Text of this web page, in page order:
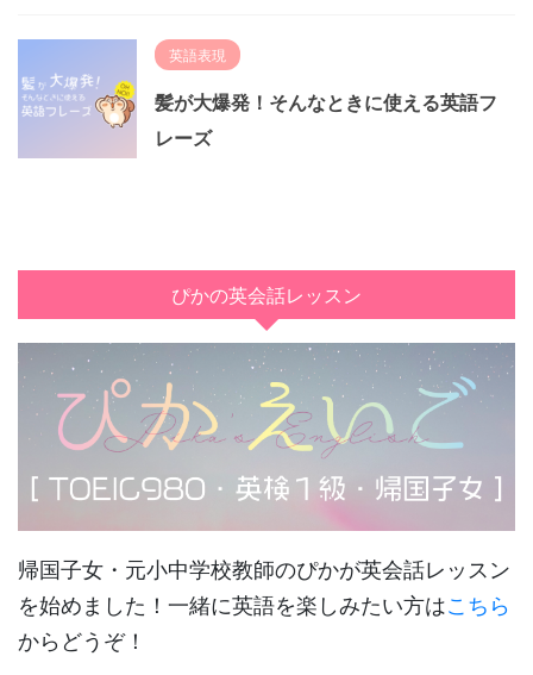
英語表現
髪が大爆発！そんなときに使える英語フ
レーズ
ぴかの英会話レッスン
帰国子女・元小中学校教師のぴかが英会話レッスン
を始めました！一緒に英語を楽しみたい方はこちら
からどうぞ！